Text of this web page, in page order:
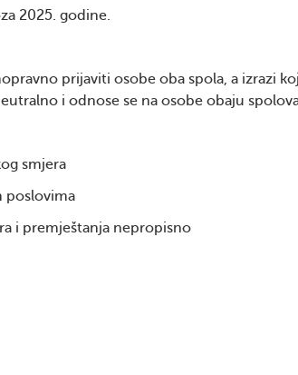
2025. godine.
prijaviti osobe oba spola, a izrazi
i odnose se na osobe obaju
smjera
poslovima
i premještanja nepropisno